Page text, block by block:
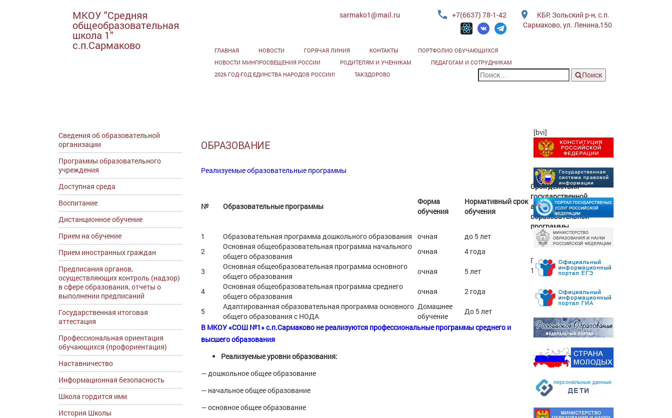
МКОУ "Средняя
общеобразовательная
школа 1"
с.п.Сармаково
sarmako1@mail.ru +7(6637) 78-1-42
КБР, Зольский р-н, с.п.
Сармаково, ул. Ленина,150
ГЛАВНАЯ НОВОСТИ ГОРЯЧАЯ ЛИНИЯ КОНТАКТЫ
ПОРТФОЛИО ОБУЧАЮЩИХСЯ
НОВОСТИ МИНПРОСВЕЩЕНИЯ РОССИИ
РОДИТЕЛЯМ И УЧЕНИКАМ
ПЕДАГОГАМ И СОТРУДНИКАМ
2026 ГОД-ГОД ЕДИНСТВА НАРОДОВ РОССИИ!
ТАКЗДОРОВО Поиск
Сведения об образовательной
организации
Программы образовательного
учреждения
Доступная среда
Воспитание
Дистанционное обучение
Прием на обучение
Прием иностранных граждан
Предписания органов,
осуществляющих контроль (надзор)
в сфере образования, отчеты о
выполнении предписаний
Государственная итоговая
аттестация
Профессиональная ориентация
обучающихся (профориентация)
Наставничество
Информационная безопасность
Школа гордится ими
История Школы
ОБРАЗОВАНИЕ
Реализуемые образовательные программы
№ Образовательные программы
Форма
обучения
Нормативный срок
обучения
Срок действия
государственной
аккредитации
образовательной
программы
1
Образовательная программа дошкольного образования очная до 5 лет
Приказ № 22/326 от
19.04.2024г.
2
Основная общеобразовательная программа начального
общего образования
очная 4 года
3
Основная общеобразовательная программа основного
общего образования
очная 5 лет
4
Основная общеобразовательная программа среднего
общего образования
очная 2 года
5
Адаптированная образовательная программа основного
общего образования с НОДА
Домашнее
обучение
До 5 лет
В МКОУ «СОШ №1» с.п.Сармаково не реализуются профессиональные программы среднего и
высшего образования
Реализуемые уровни образования:
— дошкольное общее образование
— начальное общее образование
— основное общее образование
[bvi]